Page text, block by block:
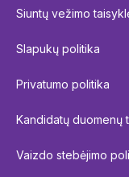
Siuntų vežimo
Slapukų politika
Privatumo politika
Kandidatų duomenų
Vaizdo stebėjimo